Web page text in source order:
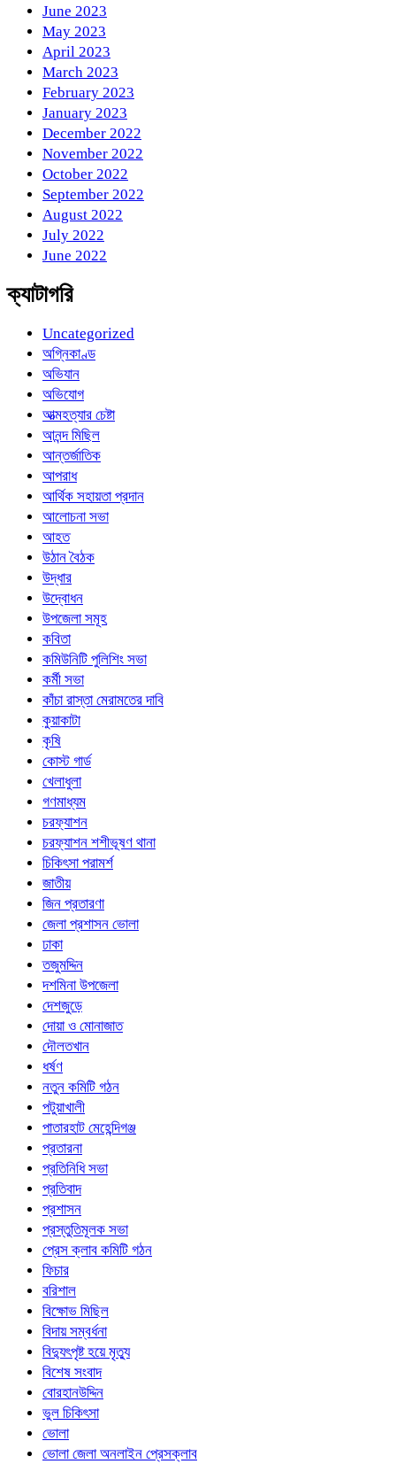
June 2023
May 2023
April 2023
March 2023
February 2023
January 2023
December 2022
November 2022
October 2022
September 2022
August 2022
July 2022
June 2022
ক্যাটাগরি
Uncategorized
অগ্নিকাণ্ড
অভিযান
অভিযোগ
আত্মহত্যার চেষ্টা
আনন্দ মিছিল
আন্তর্জাতিক
আপরাধ
আর্থিক সহায়তা প্রদান
আলোচনা সভা
আহত
উঠান বৈঠক
উদ্ধার
উদ্বোধন
উপজেলা সমূহ
কবিতা
কমিউনিটি পুলিশিং সভা
কর্মী সভা
কাঁচা রাস্তা মেরামতের দাবি
কুয়াকাটা
কৃষি
কোস্ট গার্ড
খেলাধুলা
গণমাধ্যম
চরফ্যাশন
চরফ্যাশন শশীভূষণ থানা
চিকিৎসা পরামর্শ
জাতীয়
জিন প্রতারণা
জেলা প্রশাসন ভোলা
ঢাকা
তজুমদ্দিন
দশমিনা উপজেলা
দেশজুড়ে
দোয়া ও মোনাজাত
দৌলতখান
ধর্ষণ
নতুন কমিটি গঠন
পটুয়াখালী
পাতারহাট মেহেন্দিগঞ্জ
প্রতারনা
প্রতিনিধি সভা
প্রতিবাদ
প্রশাসন
প্রস্তুতিমূলক সভা
প্রেস ক্লাব কমিটি গঠন
ফিচার
বরিশাল
বিক্ষোভ মিছিল
বিদায় সম্বর্ধনা
বিদ্যুৎপৃষ্ট হয়ে মৃত্যু
বিশেষ সংবাদ
বোরহানউদ্দিন
ভুল চিকিৎসা
ভোলা
ভোলা জেলা অনলাইন প্রেসক্লাব